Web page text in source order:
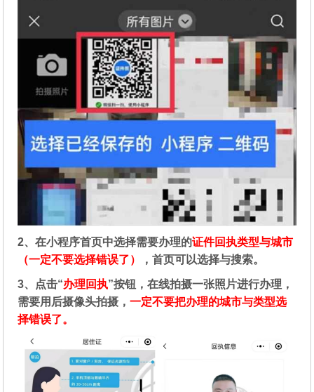
2、在小程序首页中选择需要办理的证件回执类型与城市
（一定不要选择错误了）
，首页可以选择与搜索。
3、点击“办理回执”按钮，在线拍摄一张照片进行办理，
需要用后摄像头拍摄，一定不要把办理的城市与类型选
择错误了。